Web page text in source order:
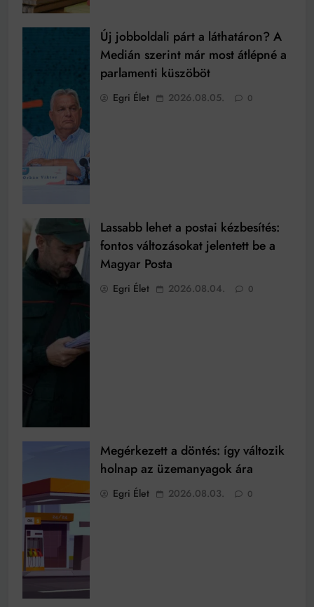
Új jobboldali párt a láthatáron? A
Medián szerint már most átlépné a
parlamenti küszöböt
Egri Élet 2026.08.05. 0
Lassabb lehet a postai kézbesítés:
fontos változásokat jelentett be a
Magyar Posta
Egri Élet 2026.08.04. 0
Megérkezett a döntés: így változik
holnap az üzemanyagok ára
Egri Élet 2026.08.03. 0